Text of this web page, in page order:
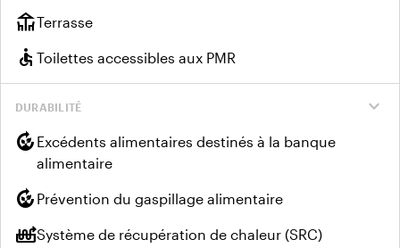
deckTerrasse
accessible Toilettes accessibles aux PMR
expand_more
DURABILITÉ
compost Excédents alimentaires destinés à la banque
alimentaire
compost Prévention du gaspillage alimentaire
heat_pump_balanceSystème de récupération de chaleur (SRC)